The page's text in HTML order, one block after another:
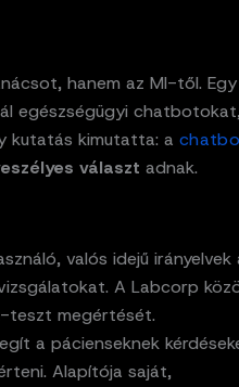
hanem az MI-től. Egy
egészségügyi
kutatás kimutatta: a
választ adnak.
valós idejű irányelvek
A Labcorp
teszt megértését.
a pácienseknek
Alapítója saját,